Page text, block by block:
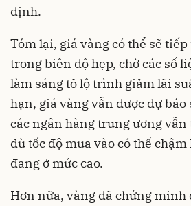
định.
Tóm lại, giá vàng có thể sẽ
trong biên độ hẹp, chờ các số
làm sáng tỏ lộ trình giảm lãi
hạn, giá vàng vẫn được dự
các ngân hàng trung ương vẫn
dù tốc độ mua vào có thể
đang ở mức cao.
Hơn nữa, vàng đã chứng minh